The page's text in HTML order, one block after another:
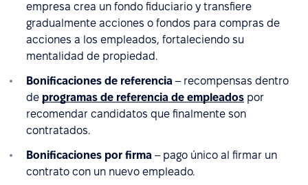
empresa crea un fondo fiduciario y transfiere
gradualmente acciones o fondos para compras de
acciones a los empleados, fortaleciendo su
mentalidad de propiedad.
Bonificaciones de referencia – recompensas dentro
de programas de referencia de empleados por
recomendar candidatos que finalmente son
contratados.
Bonificaciones por firma – pago único al firmar un
contrato con un nuevo empleado.